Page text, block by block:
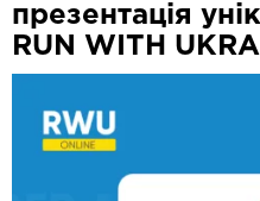
презентація
RUN WITH